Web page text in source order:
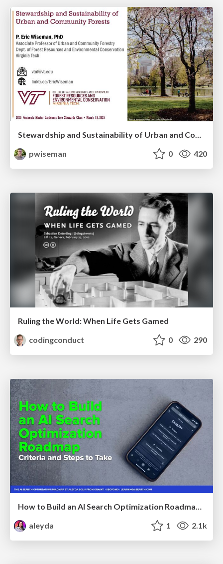
Stewardship and Sustainability of Urban and Community Forests
pwiseman
0 420
Ruling the World: When Life Gets Gamed
codingconduct
0 290
How to Build an AI Search Optimization Roadmap - Criteria and Steps to Take #SEOIRL
aleyda
1 2.1k